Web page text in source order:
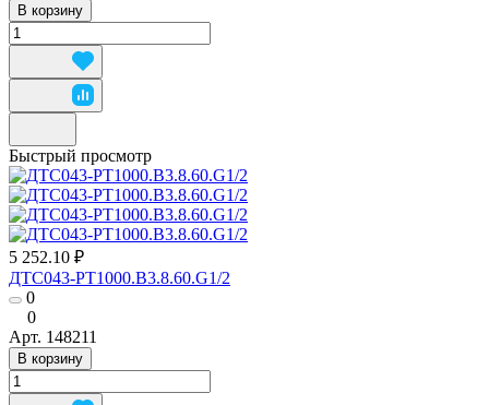
В корзину
Быстрый просмотр
5 252.10 ₽
ДТС043-РТ1000.В3.8.60.G1/2
0
0
Арт. 148211
В корзину